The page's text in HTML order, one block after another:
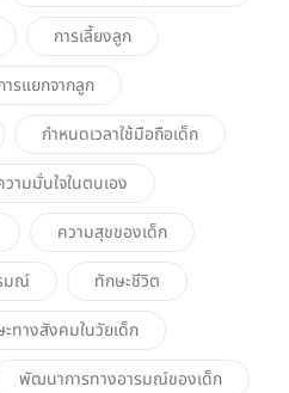
การเลี้ยงลูก
ารแยกจากลูก
กำหนดเวลาใช้มือถือเด็ก
วามมั่นใจในตนเอง
ความสุขของเด็ก
มณ์
ทักษะชีวิต
ทางสังคมในวัยเด็ก
พัฒนาการทางอารมณ์ของเด็ก